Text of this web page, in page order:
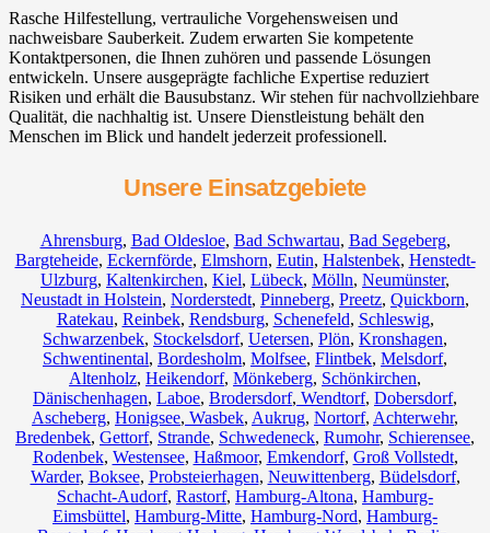
Rasche Hilfestellung, vertrauliche Vorgehensweisen und
nachweisbare Sauberkeit. Zudem erwarten Sie kompetente
Kontaktpersonen, die Ihnen zuhören und passende Lösungen
entwickeln. Unsere ausgeprägte fachliche Expertise reduziert
Risiken und erhält die Bausubstanz. Wir stehen für nachvollziehbare
Qualität, die nachhaltig ist. Unsere Dienstleistung behält den
Menschen im Blick und handelt jederzeit professionell.
Unsere Einsatzgebiete
Ahrensburg, Bad Oldesloe, Bad Schwartau, Bad Segeberg,
Bargteheide, Eckernförde, Elmshorn, Eutin, Halstenbek, Henstedt-
Ulzburg, Kaltenkirchen, Kiel, Lübeck, Mölln, Neumünster,
Neustadt in Holstein, Norderstedt, Pinneberg, Preetz, Quickborn,
Ratekau, Reinbek, Rendsburg, Schenefeld, Schleswig,
Schwarzenbek, Stockelsdorf, Uetersen, Plön, Kronshagen,
Schwentinental, Bordesholm, Molfsee, Flintbek, Melsdorf,
Altenholz, Heikendorf, Mönkeberg, Schönkirchen,
Dänischenhagen, Laboe, Brodersdorf, Wendtorf, Dobersdorf,
Ascheberg, Honigsee, Wasbek, Aukrug, Nortorf, Achterwehr,
Bredenbek, Gettorf, Strande, Schwedeneck, Rumohr, Schierensee,
Rodenbek, Westensee, Haßmoor, Emkendorf, Groß Vollstedt,
Warder, Boksee, Probsteierhagen, Neuwittenberg, Büdelsdorf,
Schacht-Audorf, Rastorf, Hamburg-Altona, Hamburg-
Eimsbüttel, Hamburg-Mitte, Hamburg-Nord, Hamburg-